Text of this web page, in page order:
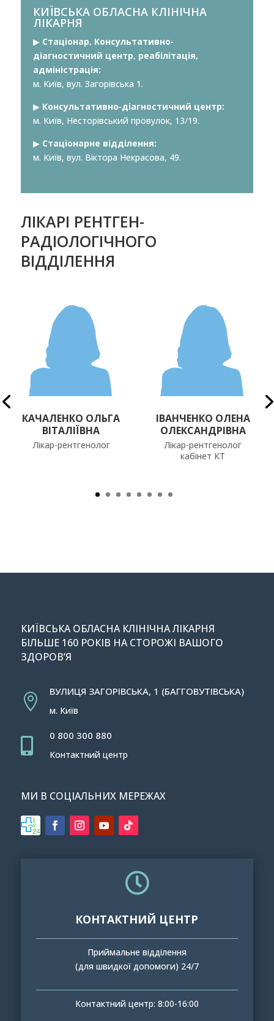
КИЇВСЬКА ОБЛАСНА КЛІНІЧНА
ЛІКАРНЯ
▶︎Стаціонар, Консультативно-
діагностичний центр, реабілітація,
адміністрація:
м. Київ, вул. Загорівська 1.
▶︎ Консультативно-діагностичний центр:
м. Київ, Несторівський провулок, 13/19.
▶︎ Стаціонарне відділення:
м. Київ, вул. Віктора Некрасова, 49.
ЛІКАРІ РЕНТГЕН-
РАДІОЛОГІЧНОГО
ВІДДІЛЕННЯ
КАЧАЛЕНКО ОЛЬГА
ВІТАЛІЇВНА
Лікар-рентгенолог
ІВАНЧЕНКО ОЛЕНА
ОЛЕКСАНДРІВНА
Лікар-рентгенолог
кабінет КТ
КИЇВСЬКА ОБЛАСНА КЛІНІЧНА ЛІКАРНЯ
БІЛЬШЕ 160 РОКІВ НА СТОРОЖІ ВАШОГО
ЗДОРОВ’Я

ВУЛИЦЯ ЗАГОРІВСЬКА, 1 (БАГГОВУТІВСЬКА)
м. Київ

0 800 300 880
Контактний центр
МИ В СОЦІАЛЬНИХ МЕРЕЖАХ

КОНТАКТНИЙ ЦЕНТР
Приймальне відділення
(для швидкої допомоги) 24/7
Контактний центр: 8:00-16:00